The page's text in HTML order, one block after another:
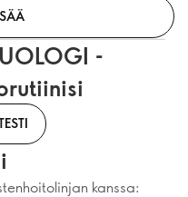
-
kanssa: